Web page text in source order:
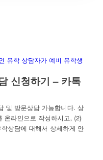
신청하기 – 카톡
및 방문상담 가능합니다. 상
온라인으로 작성하시고, (2)
상담에 대해서 상세하게 안